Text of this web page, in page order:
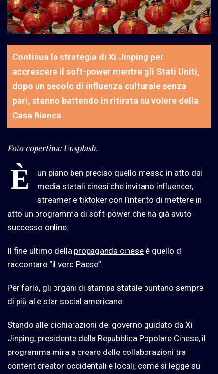
Continua la strategia di Xi Jinping per
accrescere il soft-power mentre gli Stati Uniti,
dopo un secolo di influenza culturale senza
pari, stanno battendo in ritirata su volere della
Casa Bianca
Foto copertina: Unsplash.
È
un piano ben preciso quello messo in atto dai
media statali cinesi che invitano influencer,
streamer e tiktoker con l’intento di mettere in
atto un programma di soft-power che ha già avuto
successo online.
Il fine ultimo della propaganda cinese è quello di
raccontare “il vero Paese”.
Per farlo, gli organi di stampa statale puntano sempre
di più alle star social americane.
Stando alle dichiarazioni del governo guidato da Xi
Jinping, presidente della Repubblica Popolare Cinese, il
programma mira a creare delle collaborazioni tra
content creator occidentali e locali, come si legge su